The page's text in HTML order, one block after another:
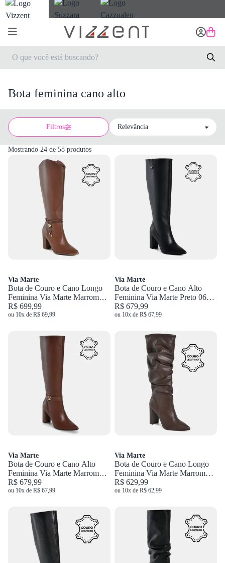
Bota feminina cano alto
Filtros
Sort by
Mostrando 24 de 58 produtos
Via Marte
Bota de Couro e Cano Longo
Feminina Via Marte Marrom
230-016-01
R$ 699,99
ou 10x de R$ 69,99
Via Marte
Bota de Couro e Cano Alto
Feminina Via Marte Preto 063-
021-01
R$ 679,99
ou 10x de R$ 67,99
Via Marte
Bota de Couro e Cano Alto
Feminina Via Marte Marrom
063-022-01
R$ 679,99
ou 10x de R$ 67,99
Via Marte
Bota de Couro e Cano Longo
Feminina Via Marte Marrom
063-023-01
R$ 629,99
ou 10x de R$ 62,99